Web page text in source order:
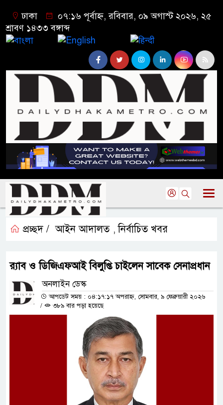
ঢাকা
০৭:১৬ পূর্বাহ্ন, রবিবার, ০৯ অগাস্ট ২০২৬, ২৫
শ্রাবণ ১৪৩৩ বঙ্গাব্দ
প্রচ্ছদ / আইন আদালত ,নির্বাচিত খবর
র‍্যাব ও ডিজিএফআই বিলুপ্তি চাইলেন সাবেক সেনাপ্রধান
অনলাইন ডেস্ক
আপডেট সময় : ০৪:১৭:১৭ অপরাহ্ন, সোমবার, ৯ ফেব্রুয়ারী ২০২৬
/
৩৮৯ বার পড়া হয়েছে